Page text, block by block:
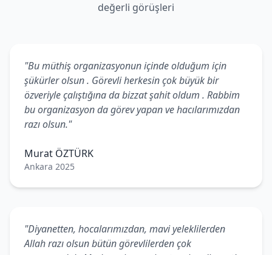
değerli görüşleri
"Bu müthiş organizasyonun içinde olduğum için
şükürler olsun . Görevli herkesin çok büyük bir
özveriyle çalıştığına da bizzat şahit oldum . Rabbim
bu organizasyon da görev yapan ve hacılarımızdan
razı olsun."
Murat ÖZTÜRK
Ankara 2025
"Diyanetten, hocalarımızdan, mavi yeleklilerden
Allah razı olsun bütün görevlilerden çok